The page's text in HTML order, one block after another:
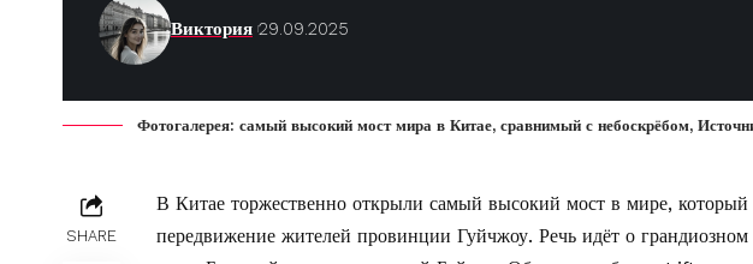
Виктория 29.09.2025
Фотогалерея: самый высокий мост мира в Китае, сравнимый с небоскрёбом,
SHARE
В Китае торжественно открыли самый высокий мост в мире, который
передвижение жителей провинции Гуйчжоу. Речь идёт о